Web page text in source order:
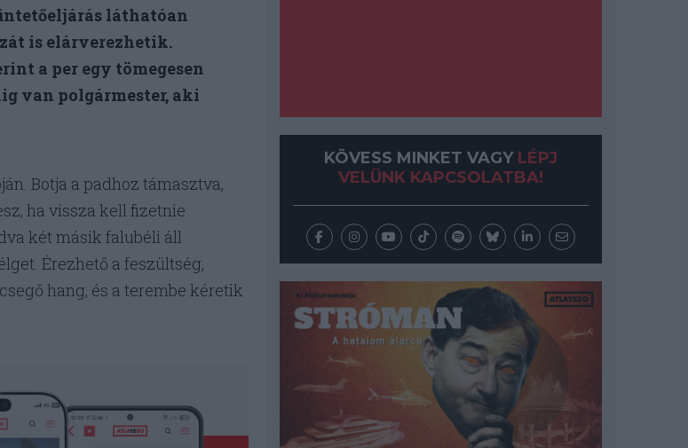
láthatóan
is elárverezhetik.
a per egy tömegesen
van polgármester, aki
Botja a padhoz támasztva,
ha vissza kell fizetnie
két másik falubéli áll
Érezhető a feszültség,
hang, és a terembe kéretik
KÖVESS MINKET VAGY LÉPJ
VELÜNK KAPCSOLATBA!